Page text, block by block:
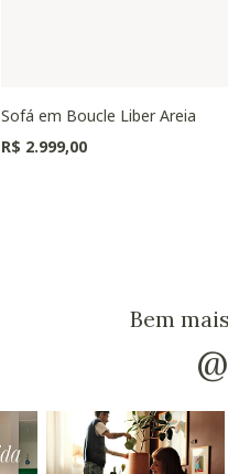
Sofá em Boucle Liber Areia
R$ 2.999,00
Bem